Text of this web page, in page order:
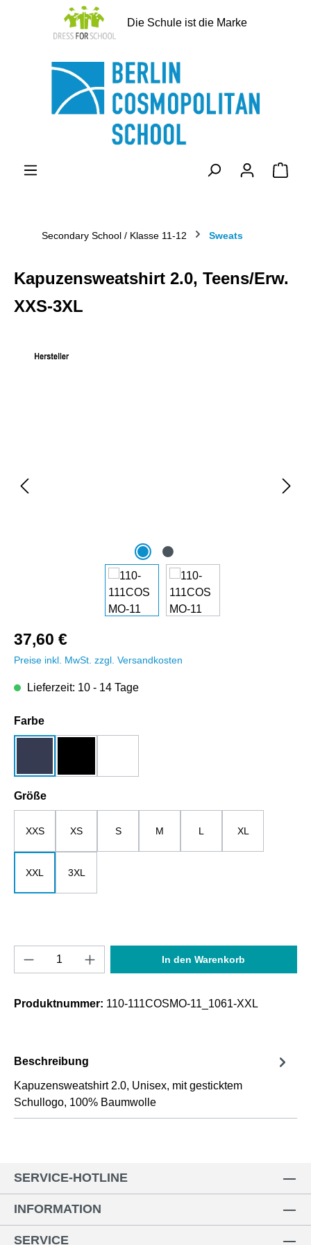
springen
Die Schule ist die Marke
Secondary School / Klasse 11-12 Sweats
Kapuzensweatshirt 2.0, Teens/Erw.
XXS-3XL
37,60 €
Preise inkl. MwSt. zzgl. Versandkosten
Lieferzeit: 10 - 14 Tage
Farbeauswählen
Größeauswählen
XXS XS S M L XL
XXL 3XL
Produkt Anzahl: Gib den gewünschten
In den Warenkorb
Produktnummer: 110-111COSMO-11_1061-XXL
Beschreibung
Kapuzensweatshirt 2.0, Unisex, mit gesticktem
Schullogo, 100% Baumwolle
SERVICE-HOTLINE
INFORMATION
SERVICE